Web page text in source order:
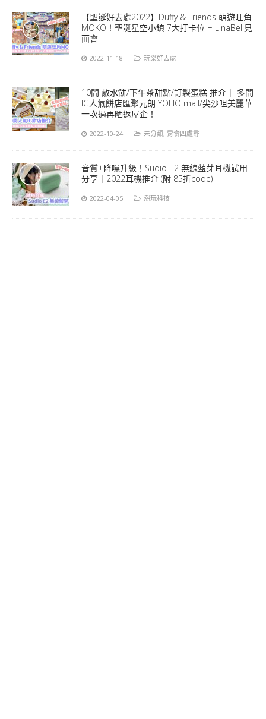
【聖誕好去處2022】Duffy & Friends 萌遊旺角
MOKO！聖誕星空小鎮 7大打卡位 + LinaBell見
面會
2022-11-18 玩樂好去處
10間 散水餅/下午茶甜點/訂製蛋糕 推介｜ 多間
IG人氣餅店匯聚元朗 YOHO mall/尖沙咀美麗華
一次過再晒返屋企！
2022-10-24 未分類, 胃食四處尋
音質+降噪升級！Sudio E2 無線藍芽耳機試用
分享｜2022耳機推介 (附 85折code)
2022-04-05 潮玩科技